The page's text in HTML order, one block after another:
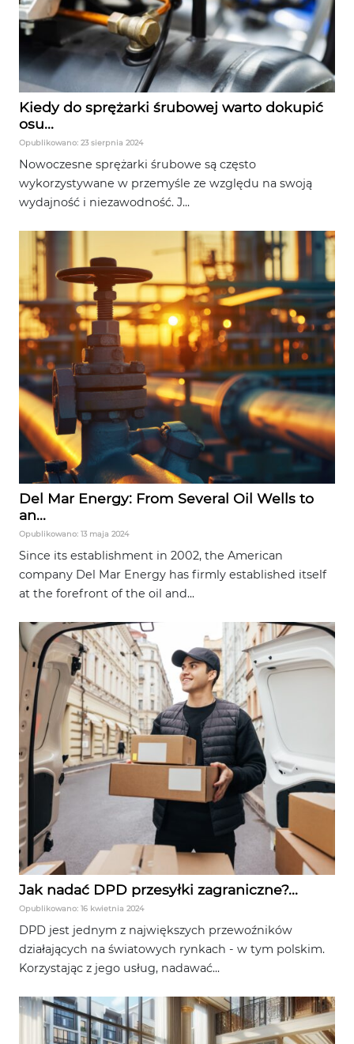
Kiedy do sprężarki śrubowej warto dokupić
osu...
Opublikowano: 23 sierpnia 2024
Nowoczesne sprężarki śrubowe są często
wykorzystywane w przemyśle ze względu na swoją
wydajność i niezawodność. J...
Del Mar Energy: From Several Oil Wells to
an...
Opublikowano: 13 maja 2024
Since its establishment in 2002, the American
company Del Mar Energy has firmly established itself
at the forefront of the oil and...
Jak nadać DPD przesyłki zagraniczne?...
Opublikowano: 16 kwietnia 2024
DPD jest jednym z największych przewoźników
działających na światowych rynkach - w tym polskim.
Korzystając z jego usług, nadawać...